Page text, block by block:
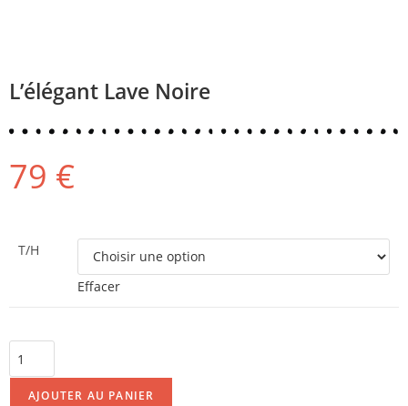
L’élégant Lave Noire
79 €
T/H
Effacer
AJOUTER AU PANIER